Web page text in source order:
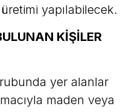
yapılabilecek.
KİŞİLER
yer alanlar
maden veya